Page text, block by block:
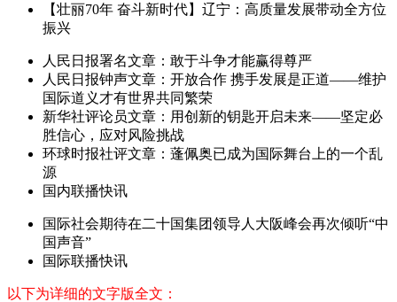
【壮丽70年 奋斗新时代】辽宁：高质量发展带动全方位
振兴
人民日报署名文章：敢于斗争才能赢得尊严
人民日报钟声文章：开放合作 携手发展是正道——维护
国际道义才有世界共同繁荣
新华社评论员文章：用创新的钥匙开启未来——坚定必
胜信心，应对风险挑战
环球时报社评文章：蓬佩奥已成为国际舞台上的一个乱
源
国内联播快讯
国际社会期待在二十国集团领导人大阪峰会再次倾听“中
国声音”
国际联播快讯
以下为详细的文字版全文：